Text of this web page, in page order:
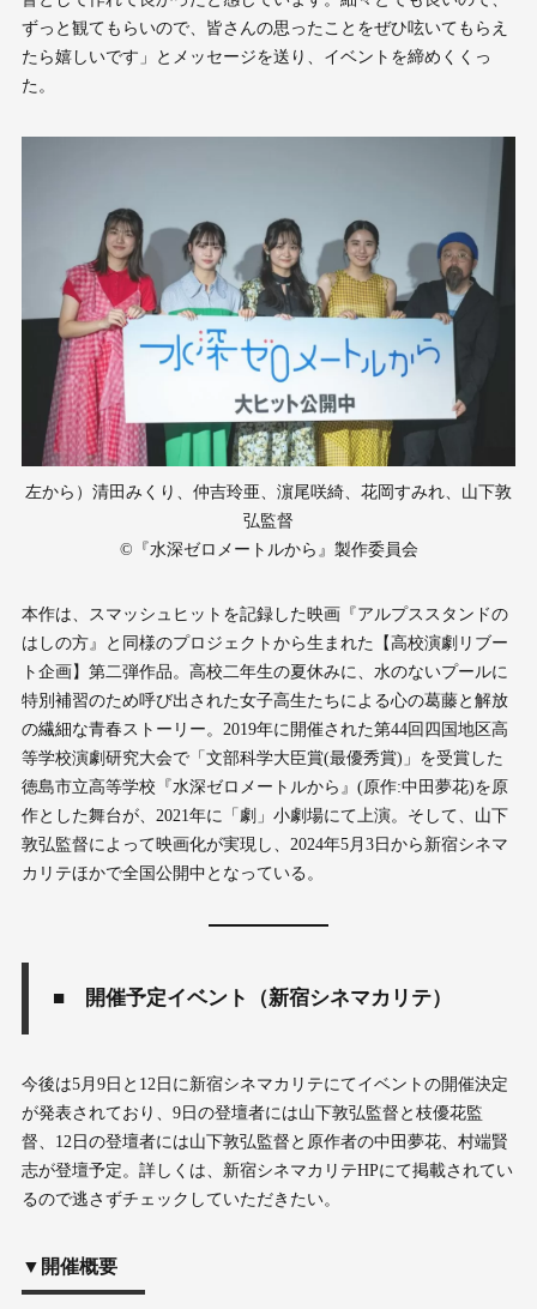
ずっと観てもらいので、皆さんの思ったことをぜひ呟いてもらえ
たら嬉しいです」とメッセージを送り、イベントを締めくくっ
た。
左から）清田みくり、仲吉玲亜、濵尾咲綺、花岡すみれ、山下敦
弘監督
©︎『水深ゼロメートルから』製作委員会
本作は、スマッシュヒットを記録した映画『アルプススタンドの
はしの方』と同様のプロジェクトから生まれた【高校演劇リブー
ト企画】第二弾作品。高校二年生の夏休みに、水のないプールに
特別補習のため呼び出された女子高生たちによる心の葛藤と解放
の繊細な青春ストーリー。2019年に開催された第44回四国地区高
等学校演劇研究大会で「文部科学大臣賞(最優秀賞)」を受賞した
徳島市立高等学校『水深ゼロメートルから』(原作:中田夢花)を原
作とした舞台が、2021年に「劇」小劇場にて上演。そして、山下
敦弘監督によって映画化が実現し、2024年5月3日から新宿シネマ
カリテほかで全国公開中となっている。
■ 開催予定イベント（新宿シネマカリテ）
今後は5月9日と12日に新宿シネマカリテにてイベントの開催決定
が発表されており、9日の登壇者には山下敦弘監督と枝優花監
督、12日の登壇者には山下敦弘監督と原作者の中田夢花、村端賢
志が登壇予定。詳しくは、新宿シネマカリテHPにて掲載されてい
るので逃さずチェックしていただきたい。
▼開催概要